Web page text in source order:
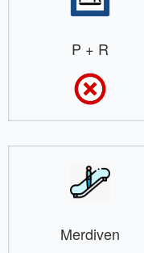
P + R
Merdiven